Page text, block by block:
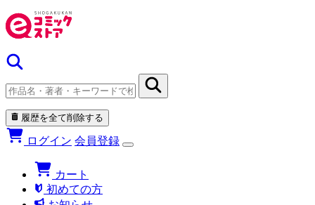
履歴を全て削除する
ログイン 会員登録
カート
初めての方